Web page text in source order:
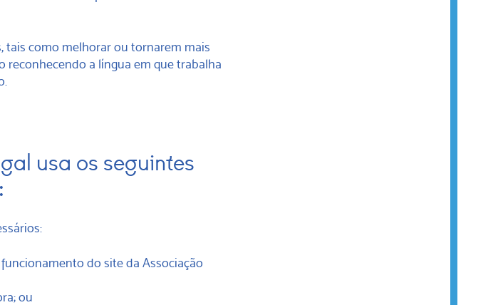
tais como melhorar ou tornarem mais
reconhecendo a língua em que trabalha
usa os seguintes
do site da Associação
ou